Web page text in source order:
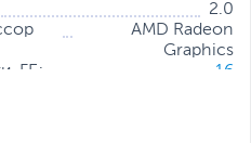
2.0
AMD Radeon
Graphics
ГБ:
16